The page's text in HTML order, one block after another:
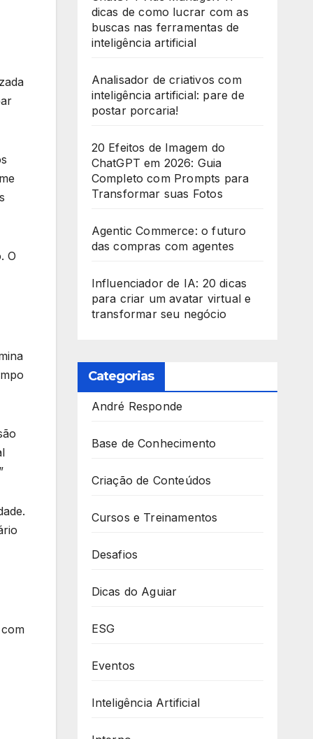
O
+
1
dicas de como lucrar com as
buscas nas ferramentas de
inteligência artificial
Analisador de criativos com
inteligência artificial: pare de
postar porcaria!
20 Efeitos de Imagem do
ChatGPT em 2026: Guia
Completo com Prompts para
Transformar suas Fotos
Agentic Commerce: o futuro
das compras com agentes
Influenciador de IA: 20 dicas
para criar um avatar virtual e
transformar seu negócio
Categorias
André Responde
Base de Conhecimento
Criação de Conteúdos
Cursos e Treinamentos
Desafios
Dicas do Aguiar
ESG
Eventos
Inteligência Artificial